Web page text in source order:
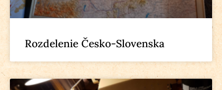
Rozdelenie Česko-Slovenska